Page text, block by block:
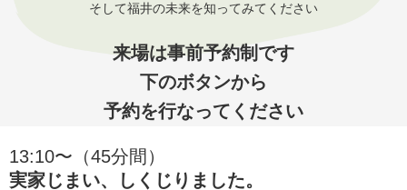
そして福井の未来を知ってみてください
来場は事前予約制です
下のボタンから
予約を行なってください
13:10〜（45分間）
実家じまい、しくじりました。